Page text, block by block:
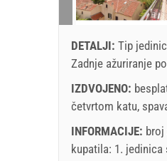
5
min. Noćenja
dolazak
Prikazana cijena je
Ponude:
9
10
16
17
23
24
30
31
DETALJI: Tip
Zadnje ažuriranje
IZDVOJENO:
četvrtom katu,
INFORMACIJE:
kupatila: 1. jedinica